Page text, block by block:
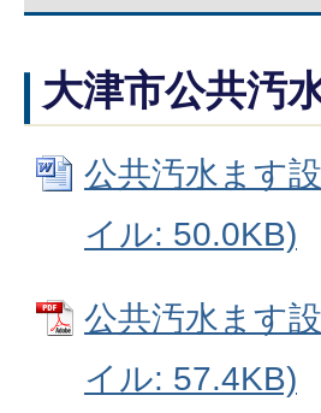
大津市公共汚
公共汚水ます
イル: 50.0KB)
公共汚水ます
イル: 57.4KB)